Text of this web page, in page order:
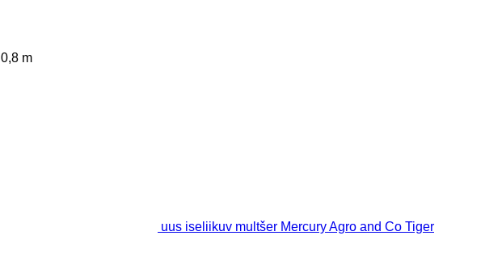
0,8 m
uus iseliikuv multšer Mercury Agro and Co Tiger